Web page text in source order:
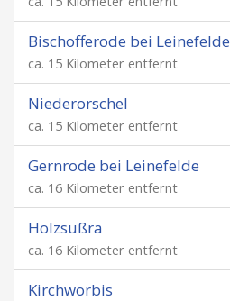
Bischofferode bei Leinefelde
ca. 15 Kilometer entfernt
Niederorschel
ca. 15 Kilometer entfernt
Gernrode bei Leinefelde
ca. 16 Kilometer entfernt
Holzsußra
ca. 16 Kilometer entfernt
Kirchworbis